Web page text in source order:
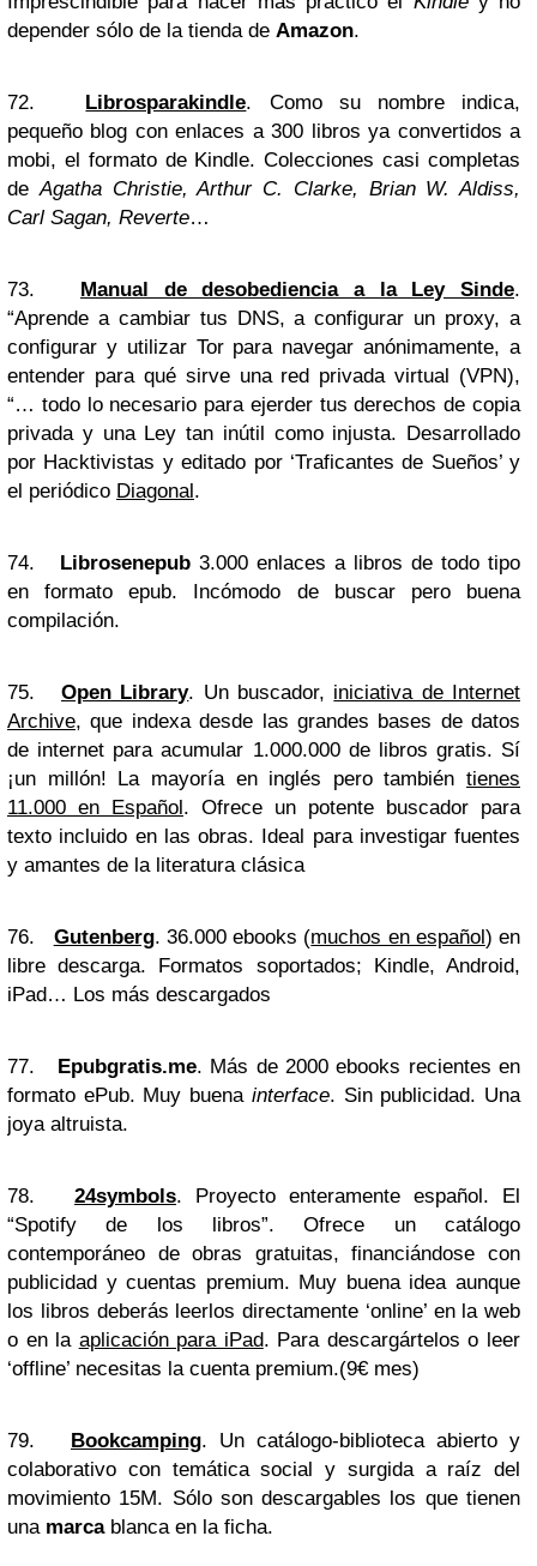
depender sólo de la tienda de Amazon.
72. Librosparakindle. Como su nombre indica,
pequeño blog con enlaces a 300 libros ya convertidos a
mobi, el formato de Kindle. Colecciones casi completas
deAgatha Christie, Arthur C. Clarke, Brian W. Aldiss,
Carl Sagan, Reverte…
73. Manual de desobediencia a la Ley Sinde.
“Aprende a cambiar tus DNS, a configurar un proxy, a
configurar y utilizar Tor para navegar anónimamente, a
entender para qué sirve una red privada virtual (VPN),
“… todo lo necesario para ejerder tus derechos de copia
privada y una Ley tan inútil como injusta. Desarrollado
por Hacktivistas y editado por ‘Traficantes de Sueños’ y
el periódico Diagonal.
74. Librosenepub 3.000 enlaces a libros de todo tipo
en formato epub. Incómodo de buscar pero buena
compilación.
75. Open Library. Un buscador, iniciativa de Internet
Archive, que indexa desde las grandes bases de datos
de internet para acumular 1.000.000 de libros gratis. Sí
¡un millón! La mayoría en inglés pero también tienes
11.000 en Español. Ofrece un potente buscador para
texto incluido en las obras. Ideal para investigar fuentes
y amantes de la literatura clásica
76. Gutenberg. 36.000 ebooks (muchos en español) en
libre descarga. Formatos soportados; Kindle, Android,
iPad… Los más descargados
77. Epubgratis.me. Más de 2000 ebooks recientes en
formato ePub. Muy buena interface. Sin publicidad. Una
joya altruista.
78. 24symbols. Proyecto enteramente español. El
“Spotify de los libros”. Ofrece un catálogo
contemporáneo de obras gratuitas, financiándose con
publicidad y cuentas premium. Muy buena idea aunque
los libros deberás leerlos directamente ‘online’ en la web
o en la aplicación para iPad. Para descargártelos o leer
‘offline’ necesitas la cuenta premium.(9€ mes)
79. Bookcamping. Un catálogo-biblioteca abierto y
colaborativo con temática social y surgida a raíz del
movimiento 15M. Sólo son descargables los que tienen
una marcablanca en la ficha.